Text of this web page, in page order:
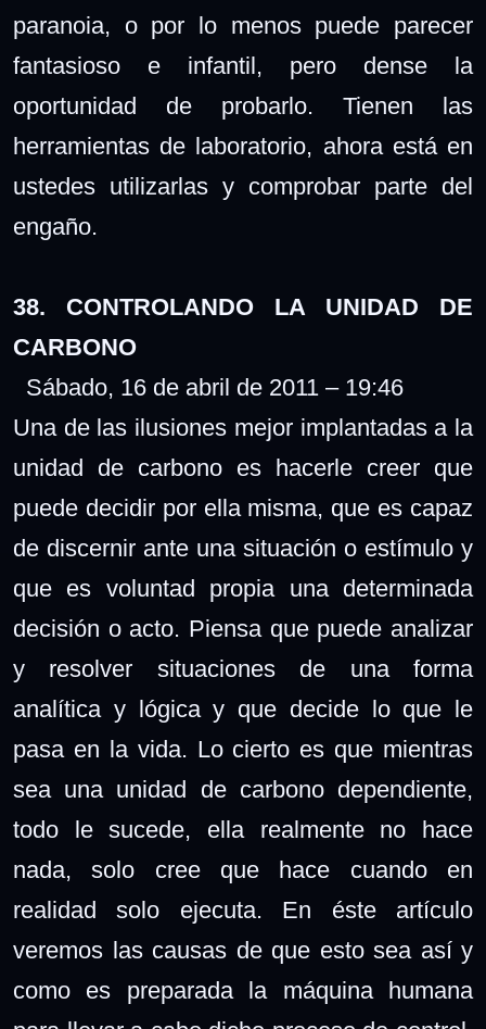
paranoia, o por lo menos puede parecer
fantasioso e infantil, pero dense la
oportunidad de probarlo. Tienen las
herramientas de laboratorio, ahora está en
ustedes utilizarlas y comprobar parte del
engaño.
38. CONTROLANDO LA UNIDAD DE
CARBONO
Sábado, 16 de abril de 2011 – 19:46
Una de las ilusiones mejor implantadas a la
unidad de carbono es hacerle creer que
puede decidir por ella misma, que es capaz
de discernir ante una situación o estímulo y
que es voluntad propia una determinada
decisión o acto. Piensa que puede analizar
y resolver situaciones de una forma
analítica y lógica y que decide lo que le
pasa en la vida. Lo cierto es que mientras
sea una unidad de carbono dependiente,
todo le sucede, ella realmente no hace
nada, solo cree que hace cuando en
realidad solo ejecuta. En éste artículo
veremos las causas de que esto sea así y
como es preparada la máquina humana